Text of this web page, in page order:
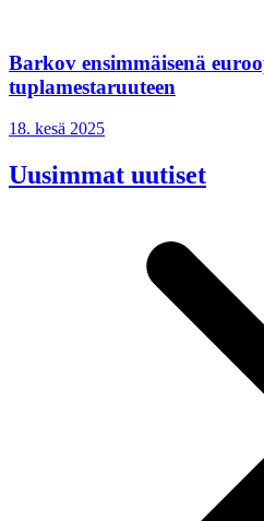
Barkov ensimmäisenä
tuplamestaruuteen
18. kesä 2025
Uusimmat uutiset